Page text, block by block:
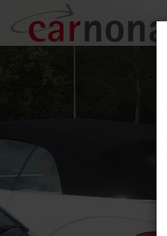
Zum
Hauptinhalt
springen